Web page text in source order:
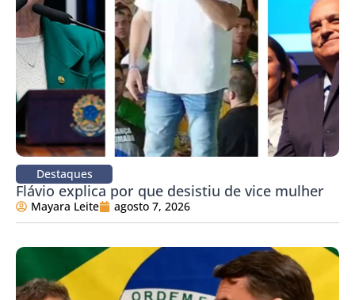
Destaques
Flávio explica por que desistiu de vice mulher
Mayara Leite agosto 7, 2026